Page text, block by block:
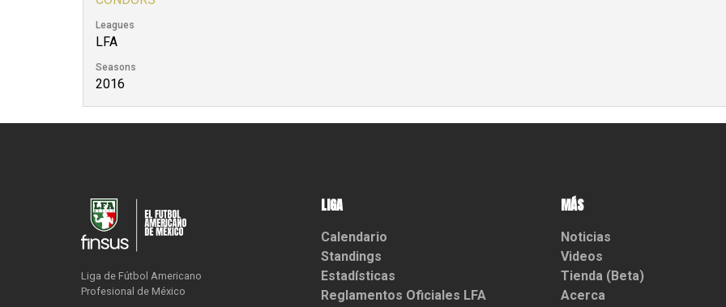
Leagues
LFA
Seasons
2016
Liga de Fútbol Americano
Profesional de México
LIGA
Calendario
Standings
Estadísticas
Reglamentos Oficiales LFA
MÁS
Noticias
Videos
Tienda (Beta)
Acerca